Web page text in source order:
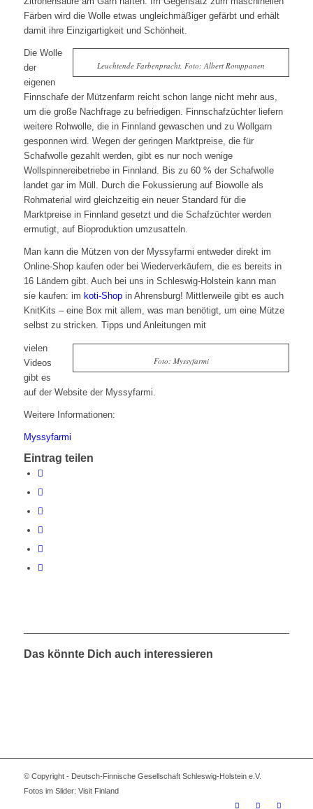
Färben wird die Wolle etwas ungleichmäßiger gefärbt und erhält
damit ihre Einzigartigkeit und Schönheit.
Leuchtende Farbenpracht, Foto: Albert Romppanen
Die Wolle
der
eigenen
Finnschafe der Mützenfarm reicht schon lange nicht mehr aus,
um die große Nachfrage zu befriedigen. Finnschafzüchter liefern
weitere Rohwolle, die in Finnland gewaschen und zu Wollgarn
gesponnen wird. Wegen der geringen Marktpreise, die für
Schafwolle gezahlt werden, gibt es nur noch wenige
Wollspinnereibetriebe in Finnland. Bis zu 60 % der Schafwolle
landet gar im Müll. Durch die Fokussierung auf Biowolle als
Rohmaterial wird gleichzeitig ein neuer Standard für die
Marktpreise in Finnland gesetzt und die Schafzüchter werden
ermutigt, auf Bioproduktion umzusatteln.
Man kann die Mützen von der Myssyfarmi entweder direkt im
Online-Shop kaufen oder bei Wiederverkäufern, die es bereits in
16 Ländern gibt. Auch bei uns in Schleswig-Holstein kann man
sie kaufen: im koti-Shopin Ahrensburg! Mittlerweile gibt es auch
KnitKits – eine Box mit allem, was man benötigt, um eine Mütze
selbst zu stricken. Tipps und Anleitungen mit
Foto: Myssyfarmi
vielen
Videos
gibt es
auf der Website der Myssyfarmi.
Weitere Informationen:
Myssyfarmi
Eintrag teilen
Das könnte Dich auch interessieren
© Copyright - Deutsch-Finnische Gesellschaft Schleswig-Holstein e.V.
Fotos im Slider: Visit Finland